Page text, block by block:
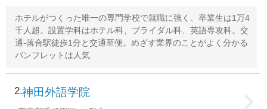
ホテルがつくった唯一の専門学校で就職に強く、卒業生は1万4
千人超。設置学科はホテル科、ブライダル科、英語専攻科。交
通-落合駅徒歩1分と交通至便。めざす業界のことがよく分かる
パンフレットは人気
2 神田外語学院